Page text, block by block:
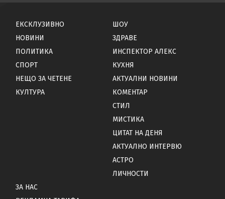
ЕКСКЛУЗИВНО
НОВИНИ
ПОЛИТИКА
СПОРТ
НЕЩО ЗА ЧЕТЕНЕ
КУЛТУРА
ШОУ
ЗДРАВЕ
ИНСПЕКТОР АЛЕКС
КУХНЯ
АКТУАЛНИ НОВИНИ
КОМЕНТАР
СТИЛ
МИСТИКА
ЦИТАТ НА ДЕНЯ
АКТУАЛНО ИНТЕРВЮ
АСТРО
ЛИЧНОСТИ
ЗА НАС